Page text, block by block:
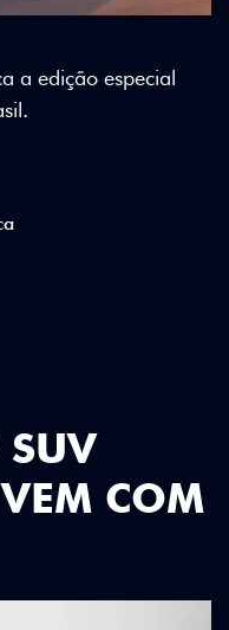
estilizados e detalhes
visual única.
COM